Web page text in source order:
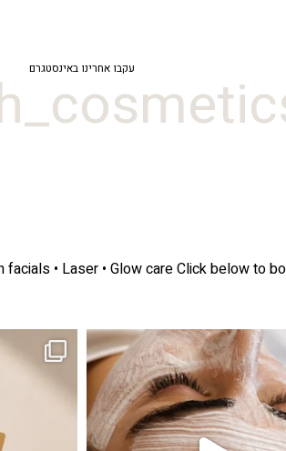
עקבו אחרינו באינסטגרם
• Laser • Glow careClick below to
מועדון החברות שלנו סוף סוף נפתח. מהיום, אקנה הוא